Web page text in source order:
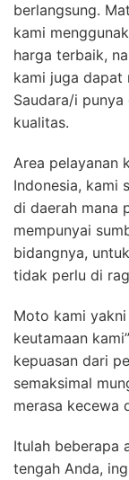
berlangsung.
kami
harga terbaik,
kami juga dapat
Saudara/i
kualitas.
Area pelayanan
Indonesia, kami
di daerah mana
mempunyai
bidangnya,
tidak perlu di
Moto kami yakni
keutamaan
kepuasan dari
semaksimal
merasa kecewa
Itulah beberapa
tengah Anda,